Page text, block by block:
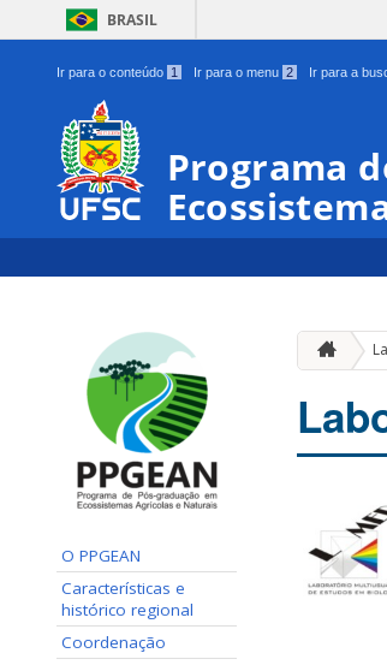
BRASIL
Ir para o conteúdo 1 Ir para o menu 2 Ir para a
Programa
O PPGEAN
Características e
histórico regional
Coordenação